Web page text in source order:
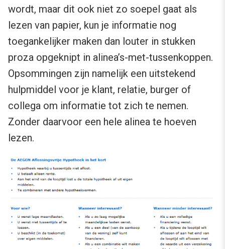
wordt, maar dit ook niet zo soepel gaat als
lezen van papier, kun je informatie nog
toegankelijker maken dan louter in stukken
proza opgeknipt in alinea’s-met-tussenkoppen.
Opsommingen zijn namelijk een uitstekend
hulpmiddel voor je klant, relatie, burger of
collega om informatie tot zich te nemen.
Zonder daarvoor een hele alinea te hoeven
lezen.